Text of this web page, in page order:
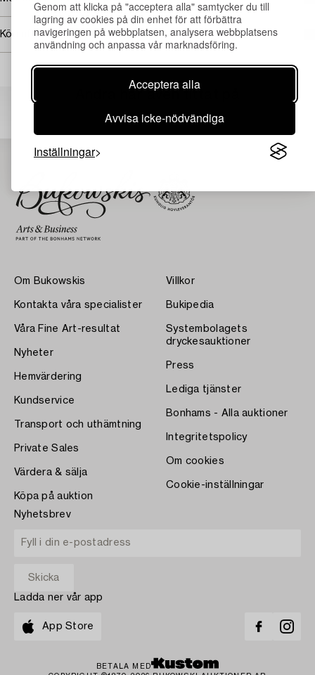
Genom att klicka på "acceptera alla" samtycker du till
lagring av cookies på din enhet för att förbättra
navigeringen på webbplatsen, analysera webbplatsens
användning och anpassa vår marknadsföring.
Acceptera alla
Avvisa icke-nödvändiga
Inställningar
Köpinformation
Andra har även tittat på
Om Bukowskis
Kontakta våra specialister
Våra Fine Art-resultat
Nyheter
Hemvärdering
Kundservice
Transport och uthämtning
Private Sales
Värdera & sälja
Köpa på auktion
Villkor
Bukipedia
Systembolagets
dryckesauktioner
Press
Lediga tjänster
Bonhams - Alla auktioner
Integritetspolicy
Om cookies
Cookie-inställningar
Nyhetsbrev
Ladda ner vår app
App Store
BETALA MED